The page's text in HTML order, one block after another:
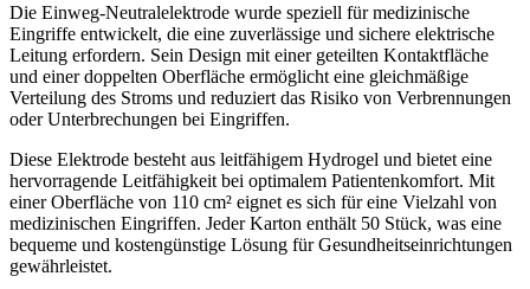
Die Einweg-Neutralelektrode wurde speziell für medizinische
Eingriffe entwickelt, die eine zuverlässige und sichere elektrische
Leitung erfordern. Sein Design mit einer geteilten Kontaktfläche
und einer doppelten Oberfläche ermöglicht eine gleichmäßige
Verteilung des Stroms und reduziert das Risiko von Verbrennungen
oder Unterbrechungen bei Eingriffen.
Diese Elektrode besteht aus leitfähigem Hydrogel und bietet eine
hervorragende Leitfähigkeit bei optimalem Patientenkomfort. Mit
einer Oberfläche von 110 cm² eignet es sich für eine Vielzahl von
medizinischen Eingriffen. Jeder Karton enthält 50 Stück, was eine
bequeme und kostengünstige Lösung für Gesundheitseinrichtungen
gewährleistet.